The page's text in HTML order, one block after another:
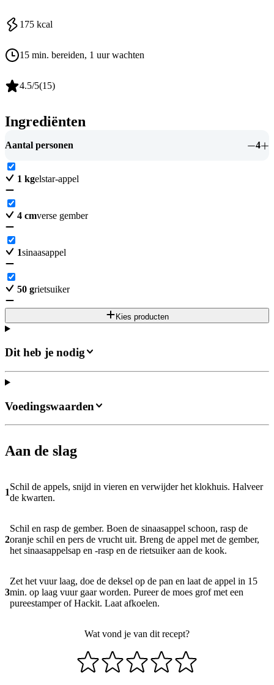
175 kcal
15 min. bereiden, 1 uur wachten
4.5/5(15)
Ingrediënten
Aantal personen 4
1 kgelstar-appel
4 cmverse gember
1sinaasappel
50 grietsuiker
Kies producten
Dit heb je nodig
Aan de slag
1
Schil de appels, snijd in vieren en verwijder het klokhuis. Halveer
de kwarten.
2
Schil en rasp de gember. Boen de sinaasappel schoon, rasp de
oranje schil en pers de vrucht uit. Breng de appel met de gember,
het sinaasappelsap en -rasp en de rietsuiker aan de kook.
3
Zet het vuur laag, doe de deksel op de pan en laat de appel in 15
min. op laag vuur gaar worden. Pureer de moes grof met een
pureestamper of Hackit. Laat afkoelen.
Wat vond je van dit recept?
Voedingswaarden